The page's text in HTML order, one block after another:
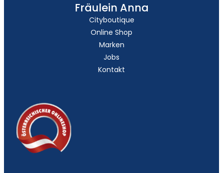
Fräulein Anna
Cityboutique
Online Shop
Marken
Jobs
Kontakt